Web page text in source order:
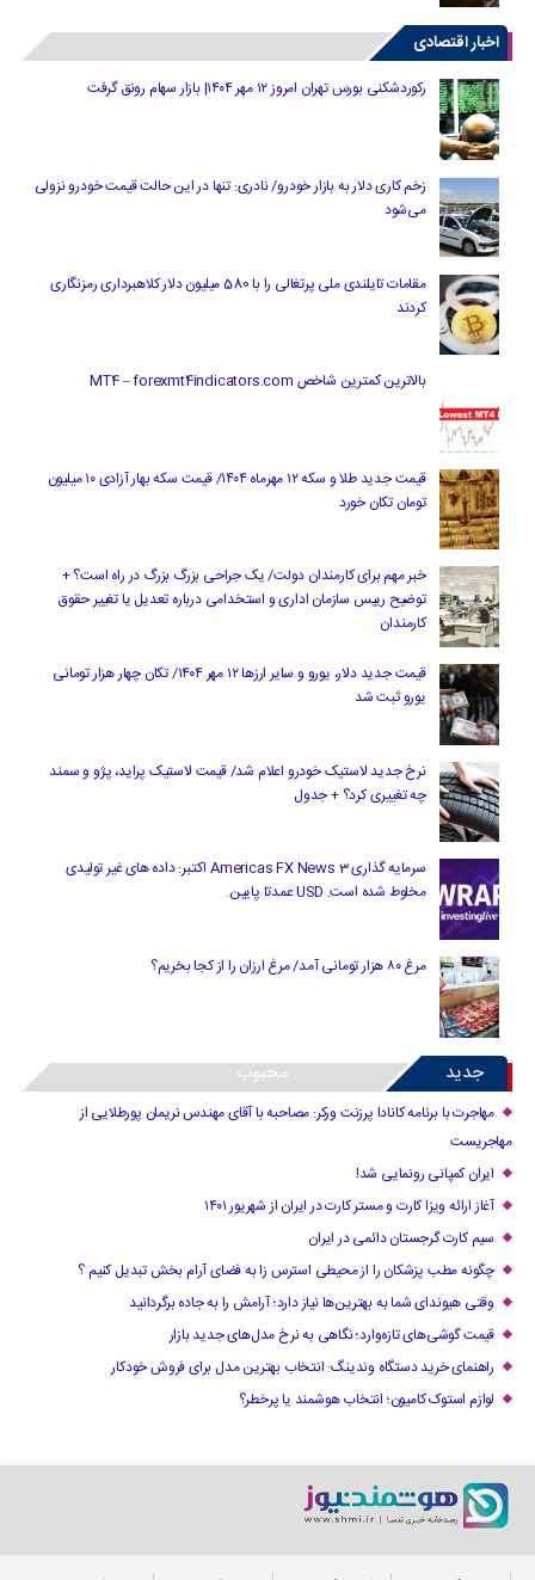
اخبار اقتصادی
رکوردشکنی بورس تهران امروز ۱۲ مهر ۱۴۰۴| بازار سهام رونق گرفت
زخم کاری دلار به بازار خودرو/ نادری: تنها در این حالت قیمت خودرو نزولی
می‌شود
مقامات تایلندی ملی پرتغالی را با 580 میلیون دلار کلاهبرداری رمزنگاری
کردند
بالاترین کمترین شاخص MT4 – forexmt4indicators.com
قیمت جدید طلا و سکه ۱۲ مهرماه ۱۴۰۴/ قیمت سکه بهار آزادی ۱۰ میلیون
تومان تکان خورد
خبر مهم برای کارمندان دولت/ یک جراحی بزرگ بزرگ در راه است؟ +
توضیح رییس سازمان اداری و استخدامی درباره تعدیل یا تغییر حقوق
کارمندان
قیمت جدید دلار، یورو و سایر ارزها ۱۲ مهر ۱۴۰۴/ تکان چهار هزار تومانی
یورو ثبت شد
نرخ جدید لاستیک خودرو اعلام شد/ قیمت لاستیک پراید، پژو و سمند
چه تغییری کرد؟ + جدول
سرمایه گذاری Americas FX News 3 اکتبر: داده های غیر تولیدی
مخلوط شده است. USD عمدتا پایین.
مرغ ۸۰ هزار تومانی آمد/ مرغ ارزان را از کجا بخریم؟
جدید محبوب
مهاجرت با برنامه کانادا پرزنت ورکر: مصاحبه با آقای مهندس نریمان پورطلایی از
مهاجریست
ایران کمپانی رونمایی شد!
آغاز ارائه ویزا کارت و مستر کارت در ایران از شهریور ۱۴۰۱
سیم کارت گرجستان دائمی در ایران
چگونه مطب پزشکان را از محیطی استرس زا به فضای آرام بخش تبدیل کنیم ؟
وقتی هیوندای شما به بهترین‌ها نیاز دارد؛ آرامش را به جاده برگردانید
قیمت گوشی‌های تازه‌وارد؛ نگاهی به نرخ مدل‌های جدید بازار
راهنمای خرید دستگاه وندینگ: انتخاب بهترین مدل برای فروش خودکار
لوازم استوک کامیون؛ انتخاب هوشمند یا پرخطر؟